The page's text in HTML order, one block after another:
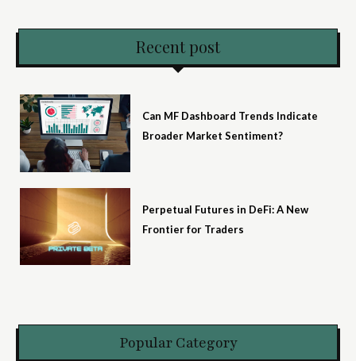
Recent post
Can MF Dashboard Trends Indicate
Broader Market Sentiment?
Perpetual Futures in DeFi: A New
Frontier for Traders
Popular Category